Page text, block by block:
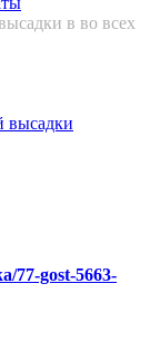
в во всех
77-gost-5663-